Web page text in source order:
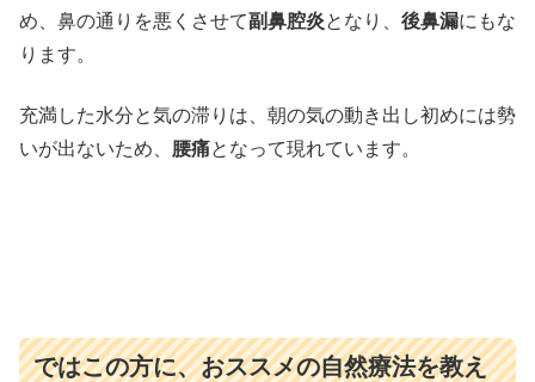
め、鼻の通りを悪くさせて副鼻腔炎となり、 後鼻漏にもな
ります。
充満した水分と気の滞りは、朝の気の動き出し初めには勢
いが出ないため、 腰痛となって現れています。
ではこの方に、おススメの自然療法を教え